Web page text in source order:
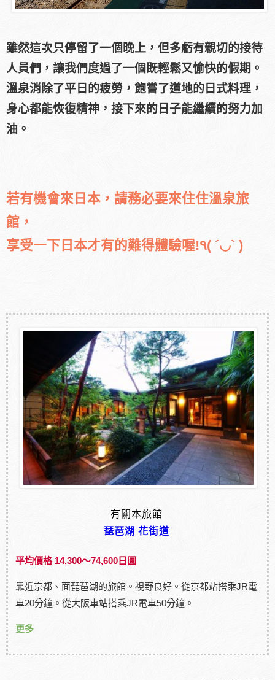
雖然這次只停留了一個晚上，但多虧有親切的接待
人員們，讓我們度過了一個既輕鬆又愉快的假期。
溫泉消除了平日的疲勞，飽嘗了道地的日式料理，
身心都能恢復精神，接下來的日子能繼續的努力加
油。
若有機會來日本，請務必要來住住溫泉旅
館，
享受一下日本才有的難得體驗喔!٩( ´◡` )
有關本旅館
琵琶湖 花街道
平均價格 14,300～74,600日圓
靠近京都、面琵琶湖的旅館。視野良好。從京都站搭乘JR電
車20分鐘。從大阪車站搭乘JR電車50分鐘。
更多